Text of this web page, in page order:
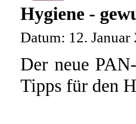
Hygiene -
Datum: 12. Januar
Der neue
Tipps für den